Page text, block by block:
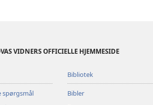
VIDNERS OFFICIELLE HJEMMESIDE
spørgsmål
Bibliotek
Bibler